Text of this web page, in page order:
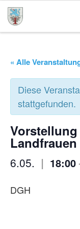
Zum Inhalt springen
« Alle
Diese
stattgefunden.
Vorstellung
Landfrauen
6.05. | 18:00
DGH